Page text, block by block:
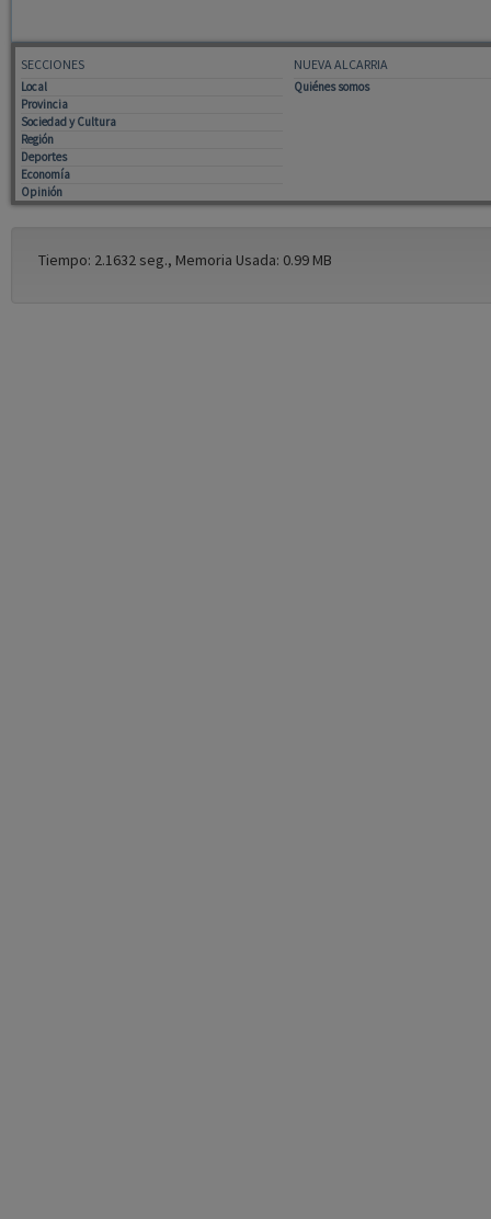
SECCIONES
Local
Provincia
Sociedad y Cultura
Región
Deportes
Economía
Opinión
NUEVA ALCARRIA
Quiénes somos
Tiempo: 2.1632 seg., Memoria Usada: 0.99 MB